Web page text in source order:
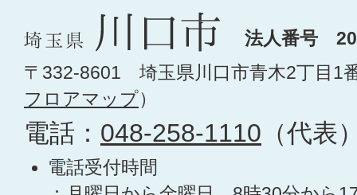
法人番号
〒332-8601 埼玉県川口市青木2丁目1
フロアマップ）
電話： 048-258-1110 （代表
電話受付時間